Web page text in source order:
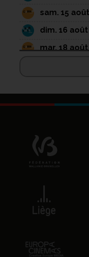
sam. 15
dim. 16 août
mar. 18
mar. 18